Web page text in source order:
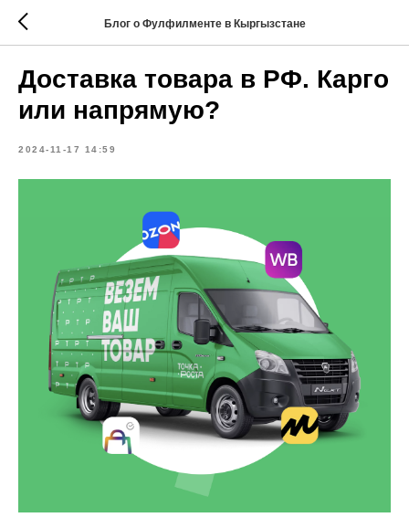
Блог о Фулфилменте в Кыргызстане
Доставка товара в РФ. Карго
или напрямую?
2024-11-17 14:59